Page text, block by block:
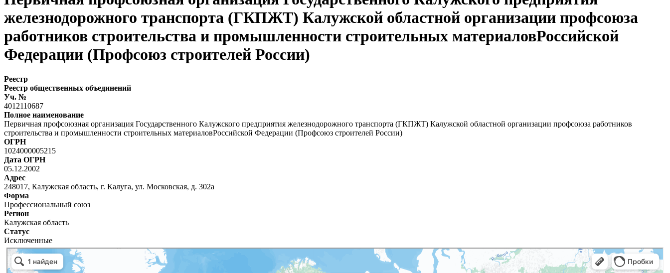
железнодорожного транспорта (ГКПЖТ) Калужской областной организации профсоюза
работников строительства и промышленности строительных материаловРоссийской
Федерации (Профсоюз строителей России)
Реестр
Реестр общественных объединений
Уч. №
4012110687
Полное наименование
Первичная профсоюзная организация Государственного Калужского предприятия железнодорожного транспорта (ГКПЖТ) Калужской областной организации профсоюза работников
строительства и промышленности строительных материаловРоссийской Федерации (Профсоюз строителей России)
ОГРН
1024000005215
Дата ОГРН
05.12.2002
Адрес
248017, Калужская область, г. Калуга, ул. Московская, д. 302а
Форма
Профессиональный союз
Регион
Калужская область
Статус
Исключенные